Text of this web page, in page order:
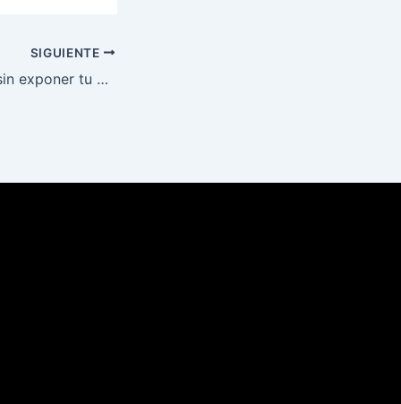
SIGUIENTE
Reparar tu móvil sin exponer tu privacidad: lo que debes saber